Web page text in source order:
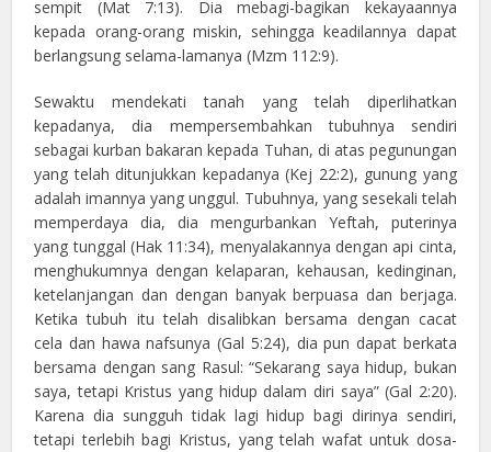
sempit (Mat 7:13). Dia mebagi-bagikan kekayaannya
kepada orang-orang miskin, sehingga keadilannya dapat
berlangsung selama-lamanya (Mzm 112:9).
Sewaktu mendekati tanah yang telah diperlihatkan
kepadanya, dia mempersembahkan tubuhnya sendiri
sebagai kurban bakaran kepada Tuhan, di atas pegunungan
yang telah ditunjukkan kepadanya (Kej 22:2), gunung yang
adalah imannya yang unggul. Tubuhnya, yang sesekali telah
memperdaya dia, dia mengurbankan Yeftah, puterinya
yang tunggal (Hak 11:34), menyalakannya dengan api cinta,
menghukumnya dengan kelaparan, kehausan, kedinginan,
ketelanjangan dan dengan banyak berpuasa dan berjaga.
Ketika tubuh itu telah disalibkan bersama dengan cacat
cela dan hawa nafsunya (Gal 5:24), dia pun dapat berkata
bersama dengan sang Rasul: “Sekarang saya hidup, bukan
saya, tetapi Kristus yang hidup dalam diri saya” (Gal 2:20).
Karena dia sungguh tidak lagi hidup bagi dirinya sendiri,
tetapi terlebih bagi Kristus, yang telah wafat untuk dosa-